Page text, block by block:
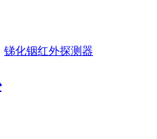
锑化铟红外探测器